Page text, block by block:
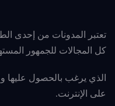
تعتبر المدونات من إحدى
كل المجالات للجمهور
الذي يرغب بالحصول عليها
على الإنترنت.